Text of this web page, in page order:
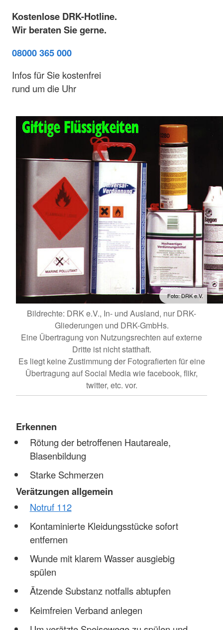
Kostenlose DRK-Hotline.
Wir beraten Sie gerne.
08000 365 000
Infos für Sie kostenfrei
rund um die Uhr
Foto: DRK e.V.
Bildrechte: DRK e.V., In- und Ausland, nur DRK-
Gliederungen und DRK-GmbHs.
Eine Übertragung von Nutzungsrechten auf externe
Dritte ist nicht statthaft.
Es liegt keine Zustimmung der Fotografierten für eine
Übertragung auf Social Media wie facebook, flikr,
twitter, etc. vor.
Erkennen
Rötung der betroffenen Hautareale,
Blasenbildung
Starke Schmerzen
Verätzungen allgemein
Notruf 112
Kontaminierte Kleidungsstücke sofort
entfernen
Wunde mit klarem Wasser ausgiebig
spülen
Ätzende Substanz notfalls abtupfen
Keimfreien Verband anlegen